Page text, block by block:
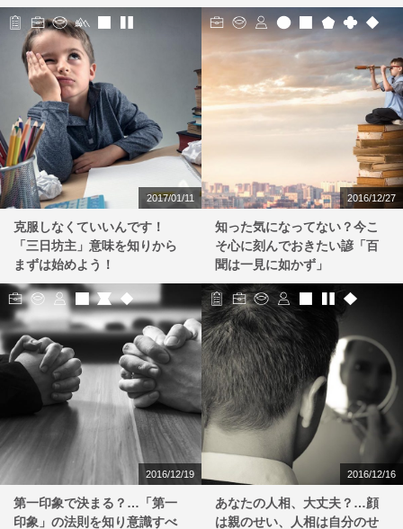
2017/01/11
克服しなくていいんです！
「三日坊主」意味を知りから
まずは始めよう！
2016/12/27
知った気になってない？今こ
そ心に刻んでおきたい諺「百
聞は一見に如かず」
2016/12/19
第一印象で決まる？…「第一
印象」の法則を知り意識すべ
2016/12/16
あなたの人相、大丈夫？…顔
は親のせい、人相は自分のせ